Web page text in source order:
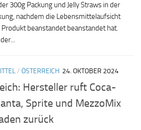
300g Packung und Jelly Straws in der
nachdem die Lebensmittelaufsicht
Produkt beanstandet beanstandet hat.
/ ÖSTERREICH 24. OKTOBER 2024
Hersteller ruft Coca-
Sprite und MezzoMix
zurück